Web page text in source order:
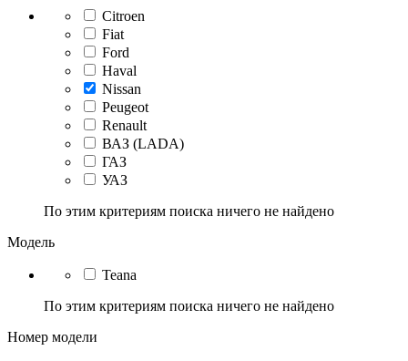
Citroen
Fiat
Ford
Haval
Nissan
Peugeot
Renault
ВАЗ (LADA)
ГАЗ
УАЗ
По этим критериям поиска ничего не найдено
Модель
Teana
По этим критериям поиска ничего не найдено
Номер модели